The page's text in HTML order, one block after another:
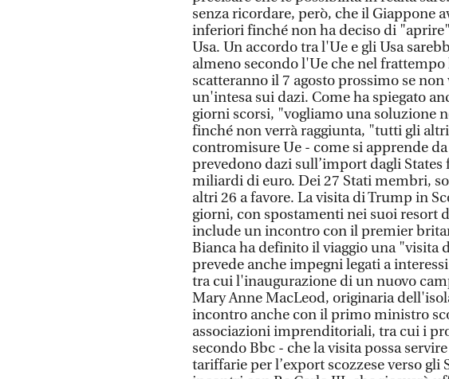
senza ricordare, però, che il Giappone
inferiori finché non ha deciso di
Usa. Un accordo tra l'Ue e gli Usa
almeno secondo l'Ue che nel
scatteranno il 7 agosto prossimo se
un'intesa sui dazi. Come ha spiegato
giorni scorsi, "vogliamo una soluzione
finché non verrà raggiunta, "tutti gli
contromisure Ue - come si apprende
prevedono dazi sull’import dagli
miliardi di euro. Dei 27 Stati membri,
altri 26 a favore. La visita di Trump in
giorni, con spostamenti nei suoi resort
include un incontro con il premier
Bianca ha definito il viaggio una "visita
prevede anche impegni legati a
tra cui l'inaugurazione di un nuovo
Mary Anne MacLeod, originaria
incontro anche con il primo ministro
associazioni imprenditoriali, tra cui i
secondo Bbc - che la visita possa
tariffarie per l’export scozzese verso gli